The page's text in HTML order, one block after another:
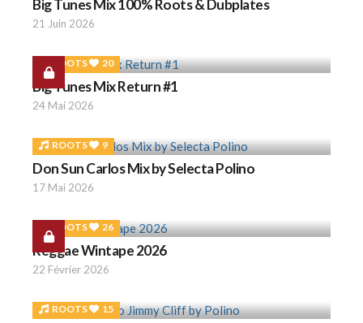
Big Tunes Mix 100% Roots & Dubplates
21 Juin 2026
ROOTS 20
Big Tunes Mix Return #1
24 Mai 2026
ROOTS 9
Don Sun Carlos Mix by Selecta Polino
17 Mai 2026
ROOTS 26
Reggae Wintape 2026
22 Février 2026
ROOTS 15